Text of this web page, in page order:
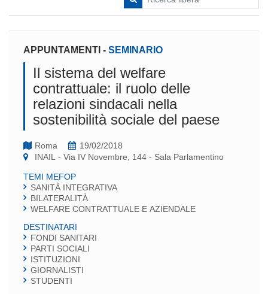
APPUNTAMENTI - SEMINARIO
Il sistema del welfare
contrattuale: il ruolo delle
relazioni sindacali nella
sostenibilità sociale del paese
Roma
19/02/2018
INAIL - Via IV Novembre, 144 - Sala Parlamentino
TEMI MEFOP
SANITÀ INTEGRATIVA
BILATERALITÀ
WELFARE CONTRATTUALE E AZIENDALE
DESTINATARI
FONDI SANITARI
PARTI SOCIALI
ISTITUZIONI
GIORNALISTI
STUDENTI